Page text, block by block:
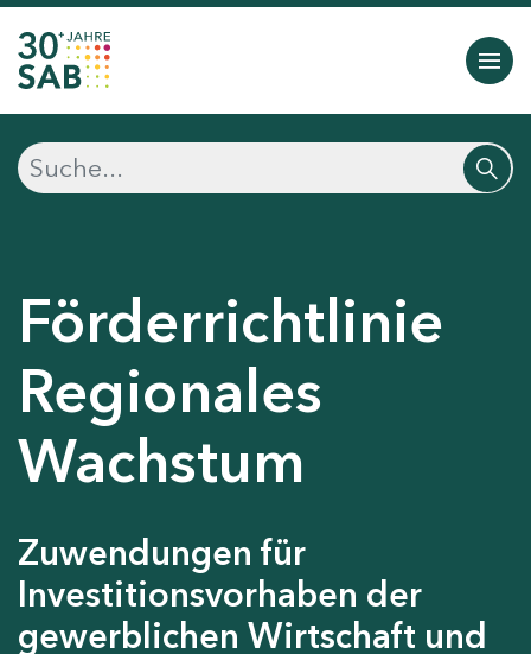
Förderrichtlinie
Regionales
Wachstum
Zuwendungen für
Investitionsvorhaben der
gewerblichen Wirtschaft und